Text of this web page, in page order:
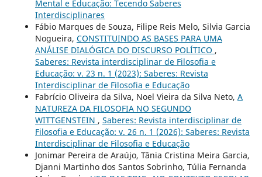
Mental e Educação: Tecendo Saberes
Interdisciplinares
Fábio Marques de Souza, Filipe Reis Melo, Silvia Garcia
Nogueira, CONSTITUINDO AS BASES PARA UMA
ANÁLISE DIALÓGICA DO DISCURSO POLÍTICO ,
Saberes: Revista interdisciplinar de Filosofia e
Educação: v. 23 n. 1 (2023): Saberes: Revista
Interdisciplinar de Filosofia e Educação
Fabrício Oliveira da Silva, Noel Vieira da Silva Neto, A
NATUREZA DA FILOSOFIA NO SEGUNDO
WITTGENSTEIN , Saberes: Revista interdisciplinar de
Filosofia e Educação: v. 26 n. 1 (2026): Saberes: Revista
Interdisciplinar de Filosofia e Educação
Jonimar Pereira de Araújo, Tânia Cristina Meira Garcia,
Djanni Martinho dos Santos Sobrinho, Túlia Fernanda